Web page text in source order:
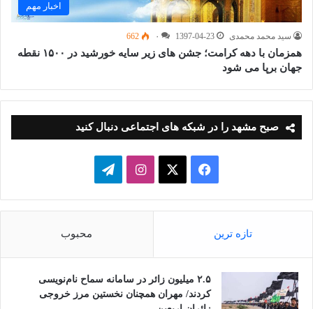
اخبار مهم
سید محمد محمدی 1397-04-23 ۰ 662
همزمان با دهه کرامت؛ جشن های زیر سایه خورشید در ۱۵۰۰ نقطه
جهان برپا می شود
صبح مشهد را در شبکه های اجتماعی دنبال کنید
فیسبوک ایکساینستاگرامتلگرام
تازه ترین محبوب
۲.۵ میلیون زائر در سامانه سماح نام‌نویسی
کردند/ مهران همچنان نخستین مرز خروجی